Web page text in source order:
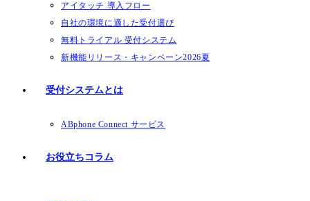
アイタッチ 導入フロー
自社の環境に適した受付選び
無料トライアル 受付システム
新機能リリース・キャンペーン2026夏
受付システムとは
ABphone Connect サービス
お役立ちコラム